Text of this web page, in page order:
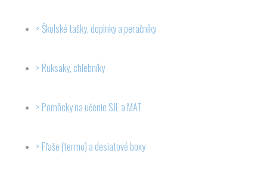
Školské tašky, doplnky a peračníky
Ruksaky, chlebníky
Pomôcky na učenie SJL a MAT
Fľaše (termo) a desiatové boxy